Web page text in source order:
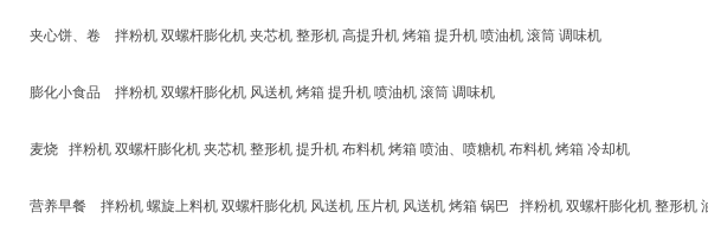
夹心饼、卷 拌粉机 双螺杆膨化机 夹芯机 整形机 高提升机 烤箱 提升机 喷油机 滚筒 调味机
膨化小食品 拌粉机 双螺杆膨化机 风送机 烤箱 提升机 喷油机 滚筒 调味机
麦烧 拌粉机 双螺杆膨化机 夹芯机 整形机 提升机 布料机 烤箱 喷油、喷糖机 布料机 烤箱 冷却机
营养早餐 拌粉机 螺旋上料机 双螺杆膨化机 风送机 压片机 风送机 烤箱 锅巴 拌粉机 双螺杆膨化机 整形机